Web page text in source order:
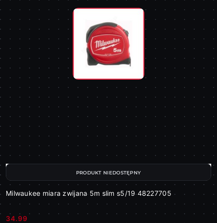
Milwaukee miara zwijana 5m slim s5/19 48227705
34.99
PRODUKT NIEDOSTĘPNY